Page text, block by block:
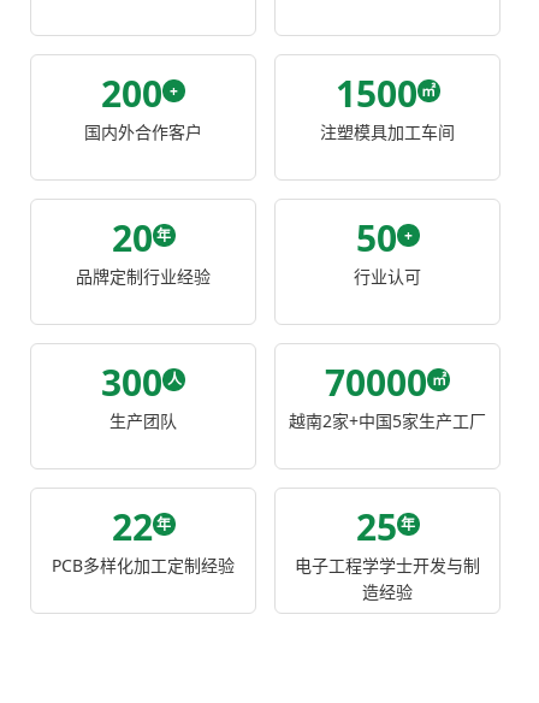
200 +
国内外合作客户
1500 ㎡
注塑模具加工车间
20 年
品牌定制行业经验
50 +
行业认可
300 人
生产团队
70000 ㎡
越南2家+中国5家生产工厂
22 年
PCB多样化加工定制经验
25 年
电子工程学学士开发与制
造经验